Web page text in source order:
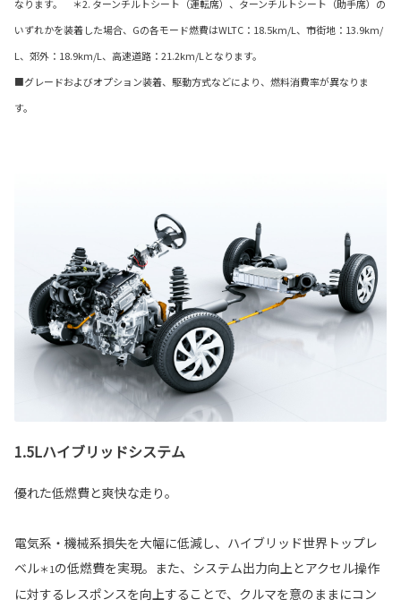
なります。 ＊2. ターンチルトシート（運転席）、ターンチルトシート（助手席）の
いずれかを装着した場合、Gの各モード燃費はWLTC：18.5km/L、市街地：13.9km/
L、郊外：18.9km/L、高速道路：21.2km/Lとなります。
■グレードおよびオプション装着、駆動方式などにより、燃料消費率が異なりま
す。
1.5Lハイブリッドシステム
優れた低燃費と爽快な走り。
電気系・機械系損失を大幅に低減し、ハイブリッド世界トップレ
ベル＊1の低燃費を実現。また、システム出力向上とアクセル操作
に対するレスポンスを向上することで、クルマを意のままにコン